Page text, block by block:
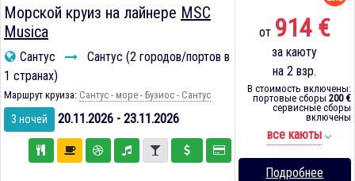
Морской круиз на лайнере MSC
Musica
Сантус
Сантус (2 городов/портов в
1 странах)
Маршрут круиза: Сантус - море - Бузиос - Сантус
3 ночей 20.11.2026 - 23.11.2026
от 914 €
за каюту
на 2 взр.
В стоимость включены:
портовые сборы 200 €
сервисные сборы
включены
все каюты
Подробнее